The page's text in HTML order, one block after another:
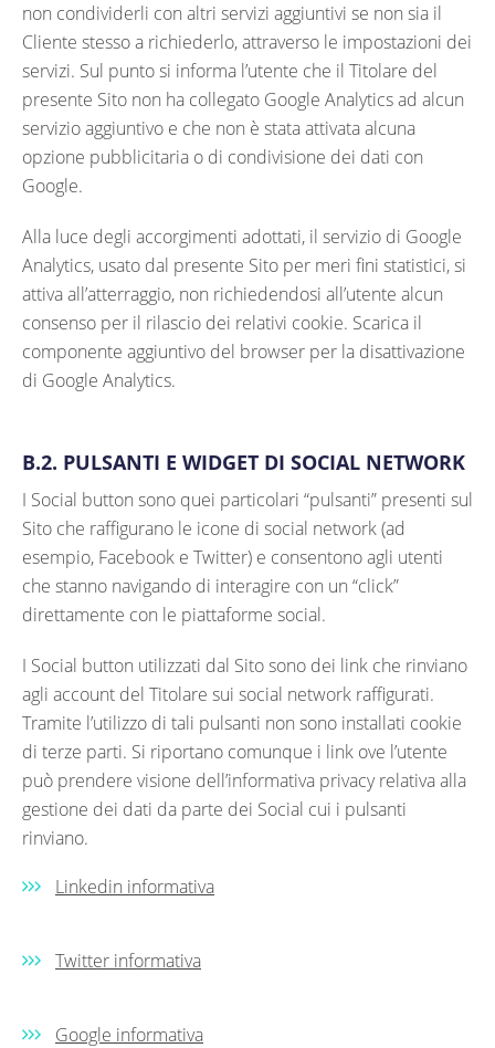
non condividerli con altri servizi aggiuntivi se non sia il
Cliente stesso a richiederlo, attraverso le impostazioni dei
servizi. Sul punto si informa l’utente che il Titolare del
presente Sito non ha collegato Google Analytics ad alcun
servizio aggiuntivo e che non è stata attivata alcuna
opzione pubblicitaria o di condivisione dei dati con
Google.
Alla luce degli accorgimenti adottati, il servizio di Google
Analytics, usato dal presente Sito per meri fini statistici, si
attiva all’atterraggio, non richiedendosi all’utente alcun
consenso per il rilascio dei relativi cookie. Scarica il
componente aggiuntivo del browser per la disattivazione
di Google Analytics.
B.2. PULSANTI E WIDGET DI SOCIAL NETWORK
I Social button sono quei particolari “pulsanti” presenti sul
Sito che raffigurano le icone di social network (ad
esempio, Facebook e Twitter) e consentono agli utenti
che stanno navigando di interagire con un “click”
direttamente con le piattaforme social.
I Social button utilizzati dal Sito sono dei link che rinviano
agli account del Titolare sui social network raffigurati.
Tramite l’utilizzo di tali pulsanti non sono installati cookie
di terze parti. Si riportano comunque i link ove l’utente
può prendere visione dell’informativa privacy relativa alla
gestione dei dati da parte dei Social cui i pulsanti
rinviano.
Linkedin informativa
Twitter informativa
Google informativa